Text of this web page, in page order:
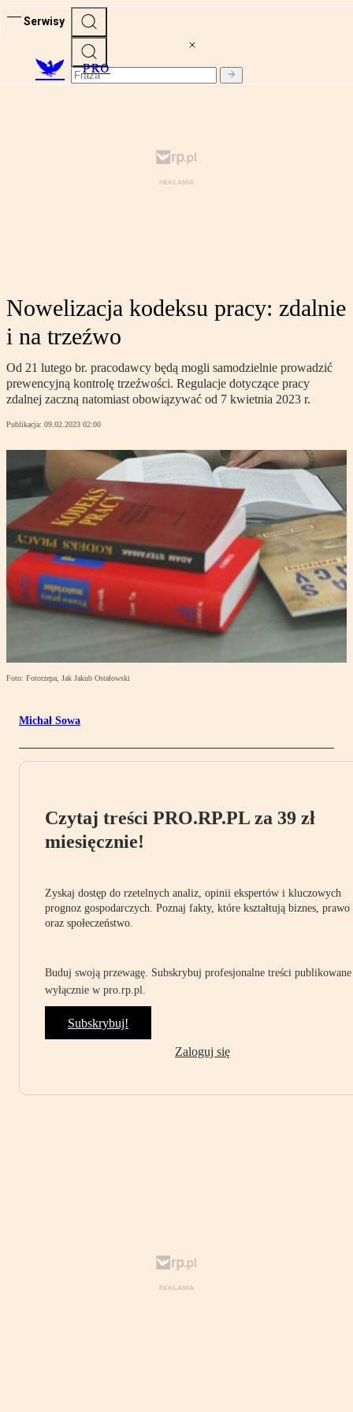
Serwisy
PRO
Nowelizacja kodeksu pracy: zdalnie
i na trzeźwo
Od 21 lutego br. pracodawcy będą mogli samodzielnie prowadzić
prewencyjną kontrolę trzeźwości. Regulacje dotyczące pracy
zdalnej zaczną natomiast obowiązywać od 7 kwietnia 2023 r.
Publikacja: 09.02.2023 02:00
Foto: Fotorzepa, Jak Jakub Ostałowski
Michał Sowa
Czytaj treści PRO.RP.PL za 39 zł
miesięcznie!
Zyskaj dostęp do rzetelnych analiz, opinii ekspertów i kluczowych
prognoz gospodarczych. Poznaj fakty, które kształtują biznes, prawo
oraz społeczeństwo.
Buduj swoją przewagę. Subskrybuj profesjonalne treści publikowane
wyłącznie w pro.rp.pl.
Subskrybuj!
Zaloguj się